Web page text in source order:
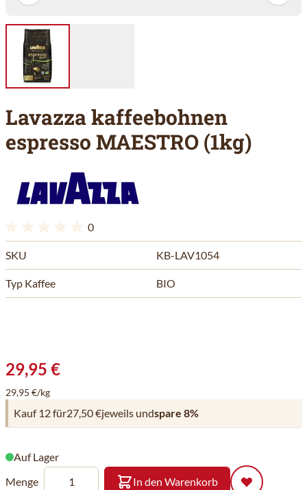
Lavazza kaffeebohnen
espresso MAESTRO (1kg)
0
SKU KB-LAV1054
Typ Kaffee BIO
29,95 €
29,95 €/kg
Kauf 12 für27,50 €jeweils undspare 8%
Auf Lager
Menge
In den Warenkorb